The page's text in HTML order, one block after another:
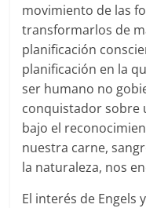
movimiento de las
transformarlos de
planificación
planificación en la
ser humano no
conquistador sobre
bajo el
nuestra carne,
la naturaleza, nos
El interés de